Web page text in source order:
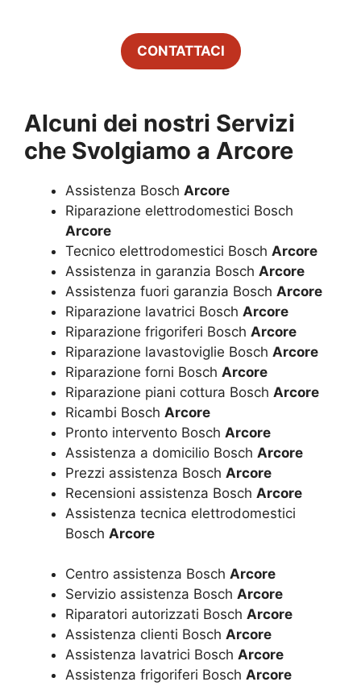
CONTATTACI
Alcuni dei nostri Servizi
che Svolgiamo a Arcore
Assistenza Bosch Arcore
Riparazione elettrodomestici Bosch
Arcore
Tecnico elettrodomestici Bosch Arcore
Assistenza in garanzia Bosch Arcore
Assistenza fuori garanzia Bosch Arcore
Riparazione lavatrici Bosch Arcore
Riparazione frigoriferi Bosch Arcore
Riparazione lavastoviglie Bosch Arcore
Riparazione forni Bosch Arcore
Riparazione piani cottura Bosch Arcore
Ricambi Bosch Arcore
Pronto intervento Bosch Arcore
Assistenza a domicilio Bosch Arcore
Prezzi assistenza Bosch Arcore
Recensioni assistenza Bosch Arcore
Assistenza tecnica elettrodomestici
Bosch Arcore
Centro assistenza Bosch Arcore
Servizio assistenza Bosch Arcore
Riparatori autorizzati Bosch Arcore
Assistenza clienti Bosch Arcore
Assistenza lavatrici Bosch Arcore
Assistenza frigoriferi Bosch Arcore